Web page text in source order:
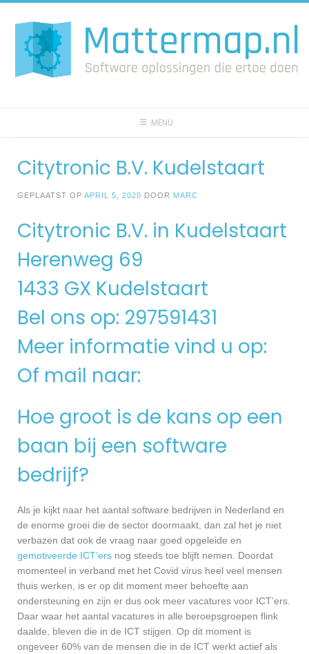
naar
inhoud
MENU
Citytronic B.V. Kudelstaart
GEPLAATST OP APRIL 5, 2020 DOOR MARC
Citytronic B.V. in Kudelstaart
Herenweg 69
1433 GX Kudelstaart
Bel ons op: 297591431
Meer informatie vind u op:
Of mail naar:
Hoe groot is de kans op een
baan bij een software
bedrijf?
Als je kijkt naar het aantal software bedrijven in Nederland en
de enorme groei die de sector doormaakt, dan zal het je niet
verbazen dat ook de vraag naar goed opgeleide en
gemotiveerde ICT’ers nog steeds toe blijft nemen. Doordat
momenteel in verband met het Covid virus heel veel mensen
thuis werken, is er op dit moment meer behoefte aan
ondersteuning en zijn er dus ook meer vacatures voor ICT’ers.
Daar waar het aantal vacatures in alle beroepsgroepen flink
daalde, bleven die in de ICT stijgen. Op dit moment is
ongeveer 60% van de mensen die in de ICT werkt actief als